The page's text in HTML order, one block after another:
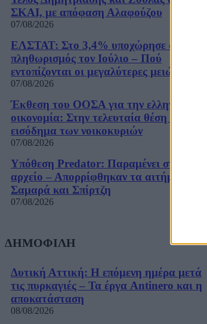
ΣΚΑΙ, με απόφαση Αλαφούζου
07/08/2026
ΕΛΣΤΑΤ: Στο 3,4% υποχώρησε ο
πληθωρισμός τον Ιούλιο – Πού
εντοπίζονται οι μεγαλύτερες μειώσεις
07/08/2026
Έκθεση του ΟΟΣΑ για την ελληνική
οικονομία: Στην τελευταία θέση το
εισόδημα των νοικοκυριών
07/08/2026
Υπόθεση Predator: Παραμένει στο
αρχείο – Απορρίφθηκαν τα αιτήματα
Σαμαρά και Σπίρτζη
07/08/2026
ΔΗΜΟΦΙΛΗ
Δυτική Αττική: Η επόμενη ημέρα μετά
τις πυρκαγιές – Τα έργα Antinero και η
αποκατάσταση
08/08/2026